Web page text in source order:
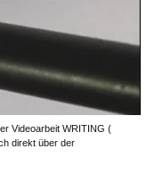
Videoarbeit WRITING (
direkt über der